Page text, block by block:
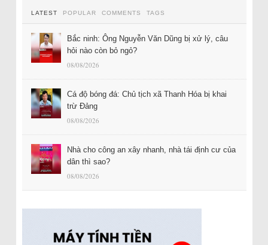
LATEST POPULAR COMMENTS TAGS
Bắc ninh: Ông Nguyễn Văn Dũng bị xử lý, câu
hỏi nào còn bỏ ngỏ?
08/08/2026
Cá độ bóng đá: Chủ tịch xã Thanh Hóa bị khai
trừ Đảng
08/08/2026
Nhà cho công an xây nhanh, nhà tái định cư của
dân thì sao?
08/08/2026